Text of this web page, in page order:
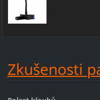
Zkušenosti